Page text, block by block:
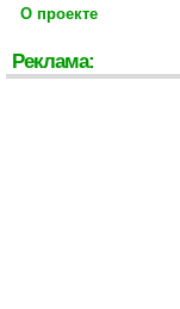
О проекте
Реклама: